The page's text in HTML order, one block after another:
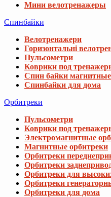
Мини велотренажеры
Спинбайки
Велотренажери
Горизонтальні
Пульсометри
Коврики под
Спин байки магнитные
Спинбайки для дома
Орбитреки
Пульсометри
Коврики под
Электромагнитные
Магнитные орбитреки
Орбитреки
Орбитреки
Орбитреки для
Орбитреки
Орбитреки для дома